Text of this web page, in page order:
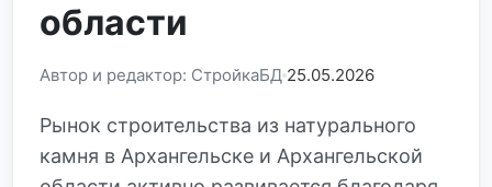
области
Автор и редактор: СтройкаБД 25.05.2026
Рынок строительства из натурального
камня в Архангельске и Архангельской